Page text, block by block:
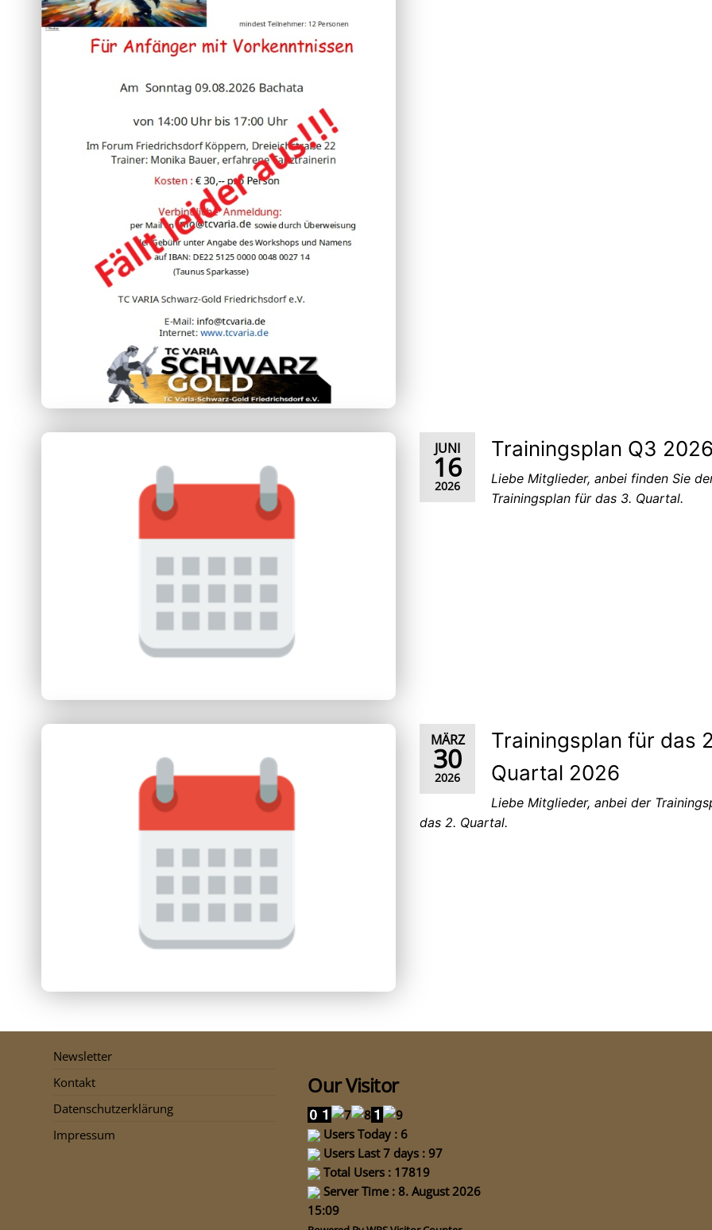
JUNI
16
2026
Trainingsplan Q3
Liebe Mitglieder, anbei finden Sie
Trainingsplan für das 3. Quartal.
MÄRZ
30
2026
Trainingsplan für das
Quartal 2026
Liebe Mitglieder, anbei der
das 2. Quartal.
Newsletter
Kontakt
Datenschutzerklärung
Impressum
Our Visitor
Users Today : 6
Users Last 7 days : 97
Total Users : 17819
Server Time : 8. August 2026
15:09